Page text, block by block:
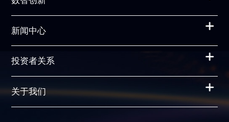
新闻中心
投资者关系
关于我们